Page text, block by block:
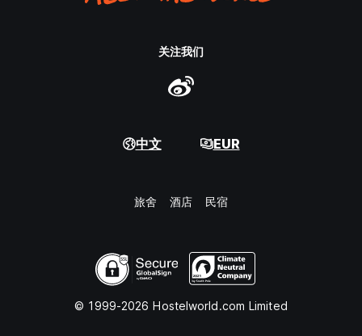
关注我们
中文 EUR
旅舍 酒店 民宿
© 1999-2026 Hostelworld.com Limited